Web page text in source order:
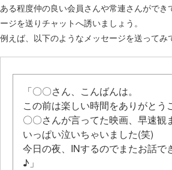
ある程度仲の良い会員さんや常連さんがで
ージを送りチャットへ誘いましょう。
例えば、以下のようなメッセージを送ってみ
「〇〇さん、こんばんは。
この前は楽しい時間をありがとう
〇〇さんが言ってた映画、早速観
いっぱい泣いちゃいました(笑)
今日の夜、INするのでまたお話で
♪」